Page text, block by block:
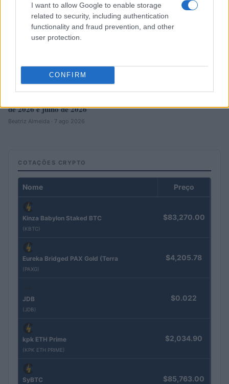
I want to allow Google to enable storage
related to security, including authentication
functionality and fraud prevention, and other
user protection.
CONFIRM
de 2026 e julho de 2026
Beatriz Almeida · 7 ago 2026
COTAÇÕES CRYPTO
Nome Preço
Kinza Babylon Staked BTC
(KBTC)
$83,270.00
Eureka Bridged PAX Gold (Terra
(PAXG)
$4,205.78
JDB
(JDB)
$0.022
kpk ETH Prime
(KPK ETH PRIME)
$2,034.90
SyBTC $85,763.00